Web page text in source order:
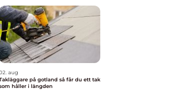
aug
på gotland så får du ett tak
håller i längden